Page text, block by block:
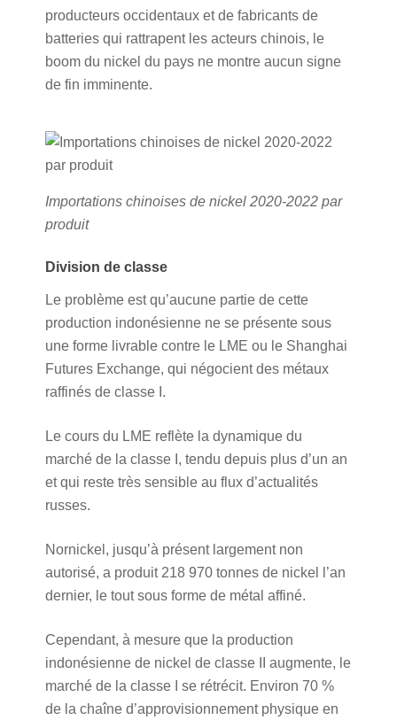
producteurs occidentaux et de fabricants de
batteries qui rattrapent les acteurs chinois, le
boom du nickel du pays ne montre aucun signe
de fin imminente.
Importations chinoises de nickel 2020-2022 par
produit
Division de classe
Le problème est qu’aucune partie de cette
production indonésienne ne se présente sous
une forme livrable contre le LME ou le Shanghai
Futures Exchange, qui négocient des métaux
raffinés de classe I.
Le cours du LME reflète la dynamique du
marché de la classe I, tendu depuis plus d’un an
et qui reste très sensible au flux d’actualités
russes.
Nornickel, jusqu’à présent largement non
autorisé, a produit 218 970 tonnes de nickel l’an
dernier, le tout sous forme de métal affiné.
Cependant, à mesure que la production
indonésienne de nickel de classe II augmente, le
marché de la classe I se rétrécit. Environ 70 %
de la chaîne d’approvisionnement physique en